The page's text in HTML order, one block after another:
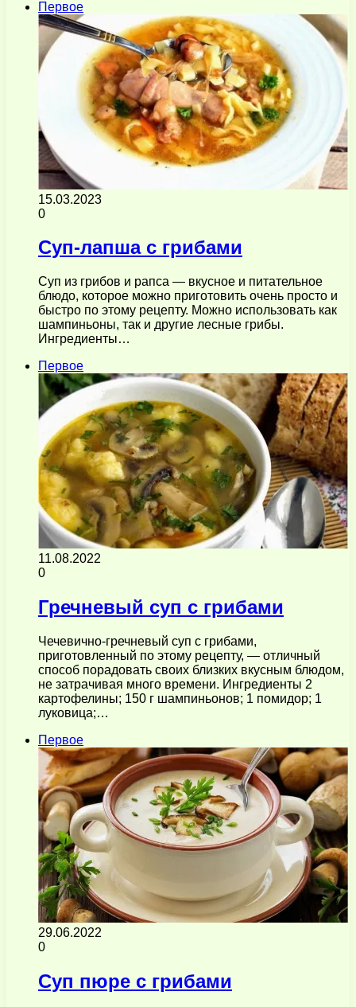
Первое
15.03.2023
0
Суп-лапша с грибами
Суп из грибов и рапса — вкусное и питательное
блюдо, которое можно приготовить очень просто и
быстро по этому рецепту. Можно использовать как
шампиньоны, так и другие лесные грибы.
Ингредиенты…
Первое
11.08.2022
0
Гречневый суп с грибами
Чечевично-гречневый суп с грибами,
приготовленный по этому рецепту, — отличный
способ порадовать своих близких вкусным блюдом,
не затрачивая много времени. Ингредиенты 2
картофелины; 150 г шампиньонов; 1 помидор; 1
луковица;…
Первое
29.06.2022
0
Суп пюре с грибами